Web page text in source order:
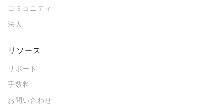
コミュニティ
法人
リソース
サポート
手数料
お問い合わせ